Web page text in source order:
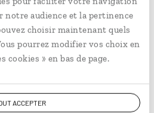
notre audience et la pertinence
choisir maintenant quels
pourrez modifier vos choix en
cookies » en bas de page.
ACCEPTER